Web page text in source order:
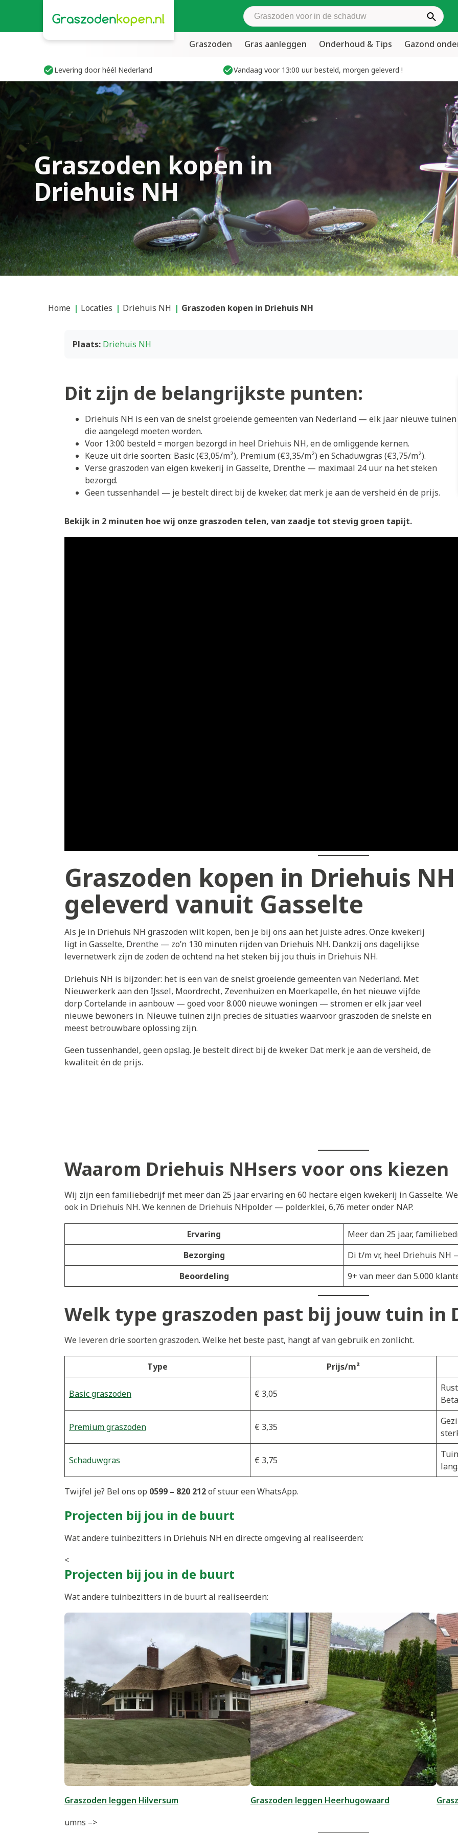
Zoek graszoden
Graszoden Gras aanleggen Onderhoud & Tips Gazond
Levering door héél Nederland Vandaag voor 13:00 uur besteld, morgen geleverd !
Graszoden kopen in
Driehuis NH
Home Locaties Driehuis NH Graszoden kopen in Driehuis NH
Plaats: Driehuis NH
Dit zijn de belangrijkste punten:
Driehuis NH is een van de snelst groeiende gemeenten van Nederland — elk jaar nieuwe tuinen
die aangelegd moeten worden.
Voor 13:00 besteld = morgen bezorgd in heel Driehuis NH, en de omliggende kernen.
Keuze uit drie soorten: Basic (€3,05/m²), Premium (€3,35/m²) en Schaduwgras (€3,75/m²).
Verse graszoden van eigen kwekerij in Gasselte, Drenthe — maximaal 24 uur na het steken
bezorgd.
Geen tussenhandel — je bestelt direct bij de kweker, dat merk je aan de versheid én de prijs.
Bekijk in 2 minuten hoe wij onze graszoden telen, van zaadje tot stevig groen tapijt.
Graszoden kopen in Driehuis
geleverd vanuit Gasselte
Als je in Driehuis NH graszoden wilt kopen, ben je bij ons aan het juiste adres. Onze kwekerij
ligt in Gasselte, Drenthe — zo’n 130 minuten rijden van Driehuis NH. Dankzij ons dagelijkse
levernetwerk zijn de zoden de ochtend na het steken bij jou thuis in Driehuis NH.
Driehuis NH is bijzonder: het is een van de snelst groeiende gemeenten van Nederland. Met
Nieuwerkerk aan den IJssel, Moordrecht, Zevenhuizen en Moerkapelle, én het nieuwe vijfde
dorp Cortelande in aanbouw — goed voor 8.000 nieuwe woningen — stromen er elk jaar veel
nieuwe bewoners in. Nieuwe tuinen zijn precies de situaties waarvoor graszoden de snelste en
meest betrouwbare oplossing zijn.
Geen tussenhandel, geen opslag. Je bestelt direct bij de kweker. Dat merk je aan de versheid, de
kwaliteit én de prijs.
Waarom Driehuis NHsers voor ons kiezen
Wij zijn een familiebedrijf met meer dan 25 jaar ervaring en 60 hectare eigen kwekerij in Gasselte.
ook in Driehuis NH. We kennen de Driehuis NHpolder — polderklei, 6,76 meter onder NAP.
Ervaring
Meer dan 25 jaar,
Bezorging
Di t/m vr, heel Driehuis NH
Beoordeling
9+ van meer dan 5.000
Welk type graszoden past bij jouw tuin in
We leveren drie soorten graszoden. Welke het beste past, hangt af van gebruik en zonlicht.
Type Prijs/m²
Basic graszoden € 3,05
Premium graszoden € 3,35
Schaduwgras € 3,75
Twijfel je? Bel ons op 0599 – 820 212of stuur een WhatsApp.
Projecten bij jou in de buurt
Wat andere tuinbezitters in Driehuis NH en directe omgeving al realiseerden:
<
Projecten bij jou in de buurt
Wat andere tuinbezitters in de buurt al realiseerden:
Graszoden leggen Hilversum Graszoden leggen Heerhugowaard
umns –>